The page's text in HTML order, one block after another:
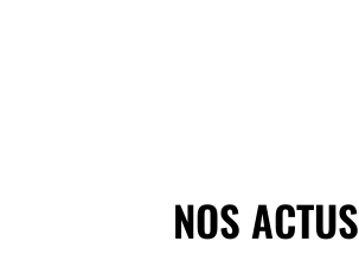
NOS ACTUS